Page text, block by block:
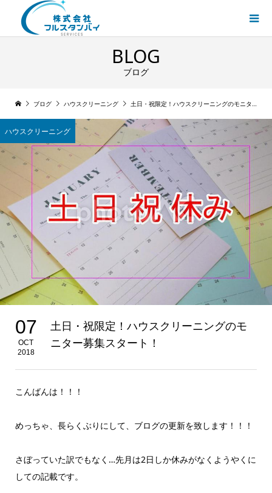
BLOG
ブログ
ブログ ハウスクリーニング 土日・祝限定！ハウスクリーニングのモニター募集スタート！
ハウスクリーニング
07
OCT
2018
土日・祝限定！ハウスクリーニングのモ
ニター募集スタート！
こんばんは！！！
めっちゃ、長らくぶりにして、ブログの更新を致します！！！
さぼっていた訳でもなく…先月は2日しか休みがなくようやくに
しての記載です。